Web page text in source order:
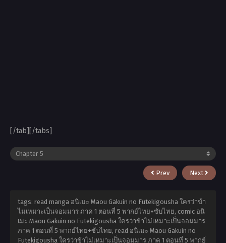
[/tab][/tabs]
Prev Next
tags: read manga อนิเมะ Maou Gakuin no Futekigousha ใครว่าข้า
ไม่เหมาะเป็นจอมมาร ภาค 1 ตอนที่ 5 พากย์ไทย+ซับไทย, comic อนิ
เมะ Maou Gakuin no Futekigousha ใครว่าข้าไม่เหมาะเป็นจอมมาร
ภาค 1 ตอนที่ 5 พากย์ไทย+ซับไทย, read อนิเมะ Maou Gakuin no
Futekigousha ใครว่าข้าไม่เหมาะเป็นจอมมาร ภาค 1 ตอนที่ 5 พากย์